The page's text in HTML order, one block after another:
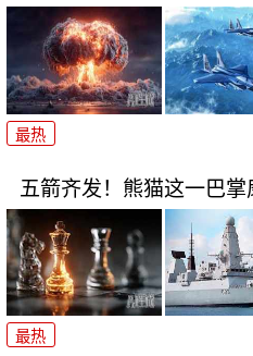
最热
五箭齐发！熊猫这一巴
最热